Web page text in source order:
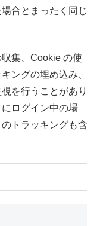
合とまったく同じ
集、Cookie の使
ングの埋め込み、
を行うことがあり
ログイン中の場
トラッキングも含